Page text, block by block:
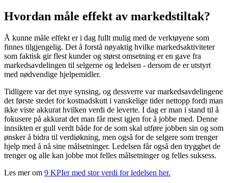
Hvordan måle effekt av markedstiltak?
Å kunne måle effekt er i dag fullt mulig med de verktøyene som
finnes tilgjengelig. Det å forstå nøyaktig hvilke markedsaktiviteter
som faktisk gir flest kunder og størst omsetning er en gave fra
markedsavdelingen til selgerne og ledelsen - dersom de er utstyrt
med nødvendige hjelpemidler.
Tidligere var det mye synsing, og dessverre var markedsavdelingene
det første stedet for kostnadskutt i vanskelige tider nettopp fordi man
ikke viste akkurat hvilken verdi de leverte. I dag er man i stand til å
fokusere på akkurat det man får mest igjen for å jobbe med. Denne
innsikten er gull verdt både for de som skal utføre jobben sin og som
ønsker å bidra til verdiøkning, men også for de selgere som trenger
hjelp med å nå sine målsetninger. Ledelsen får også den trygghet de
trenger og alle kan jobbe mot felles målsetninger og felles suksess.
Les mer om 9 KPIer med stor verdi for ledelsen her.